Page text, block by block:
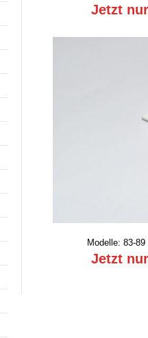
Jetzt
Modelle: 83-
Jetzt